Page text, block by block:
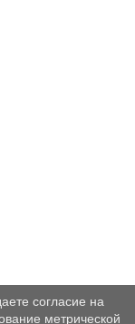
согласие на
метрической